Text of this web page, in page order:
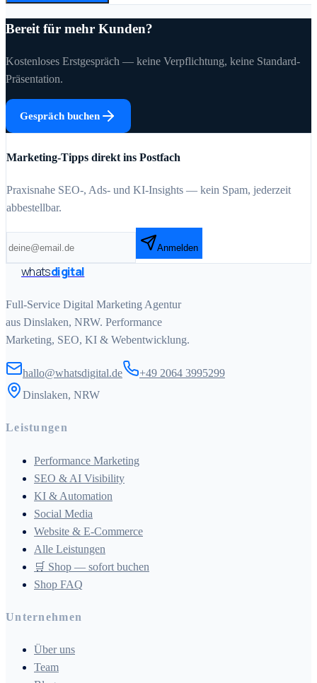
Bereit für mehr Kunden?
Kostenloses Erstgespräch — keine Verpflichtung, keine Standard-
Präsentation.
Gespräch buchen
Marketing-Tipps direkt ins Postfach
Praxisnahe SEO-, Ads- und KI-Insights — kein Spam, jederzeit
abbestellbar.
Anmelden
whatsdigital
Full-Service Digital Marketing Agentur
aus Dinslaken, NRW. Performance
Marketing, SEO, KI & Webentwicklung.
hallo@whatsdigital.de
+49 2064 3995299
Dinslaken, NRW
Leistungen
Performance Marketing
SEO & AI Visibility
KI & Automation
Social Media
Website & E-Commerce
Alle Leistungen
🛒 Shop — sofort buchen
Shop FAQ
Unternehmen
Über uns
Team